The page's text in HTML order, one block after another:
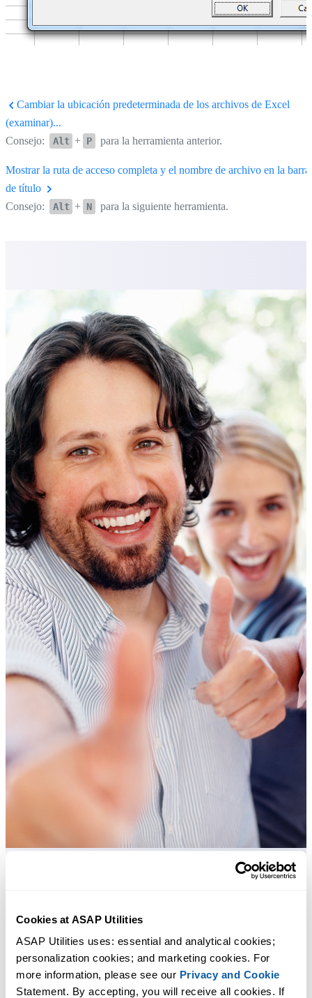
Cookies at ASAP Utilities
ASAP Utilities uses: essential and analytical cookies;
personalization cookies; and marketing cookies. For
more information, please see our Privacy and Cookie
Statement. By accepting, you will receive all cookies. If
Cambiar la ubicación predeterminada de los archivos de Excel
(examinar)...
Consejo:
Alt + P para la herramienta anterior.
Mostrar la ruta de acceso completa y el nombre de archivo en la barra
de título
Consejo:
Alt + N para la siguiente herramienta.
Ahorra tiempo en Excel. Así de fácil.
ASAP Utilities te ayuda a ahorrar tiempo y a hacer cosas que Excel
por sí solo no puede hacer.